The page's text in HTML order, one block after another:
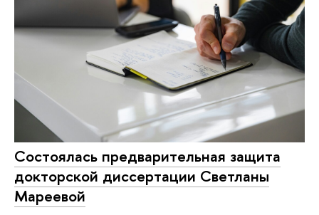
Состоялась предварительная защита
докторской диссертации Светланы
Мареевой